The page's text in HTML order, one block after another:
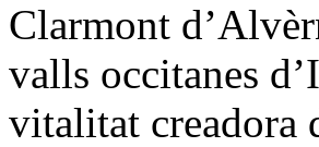
Clarmont
valls occitanes
vitalitat creadora